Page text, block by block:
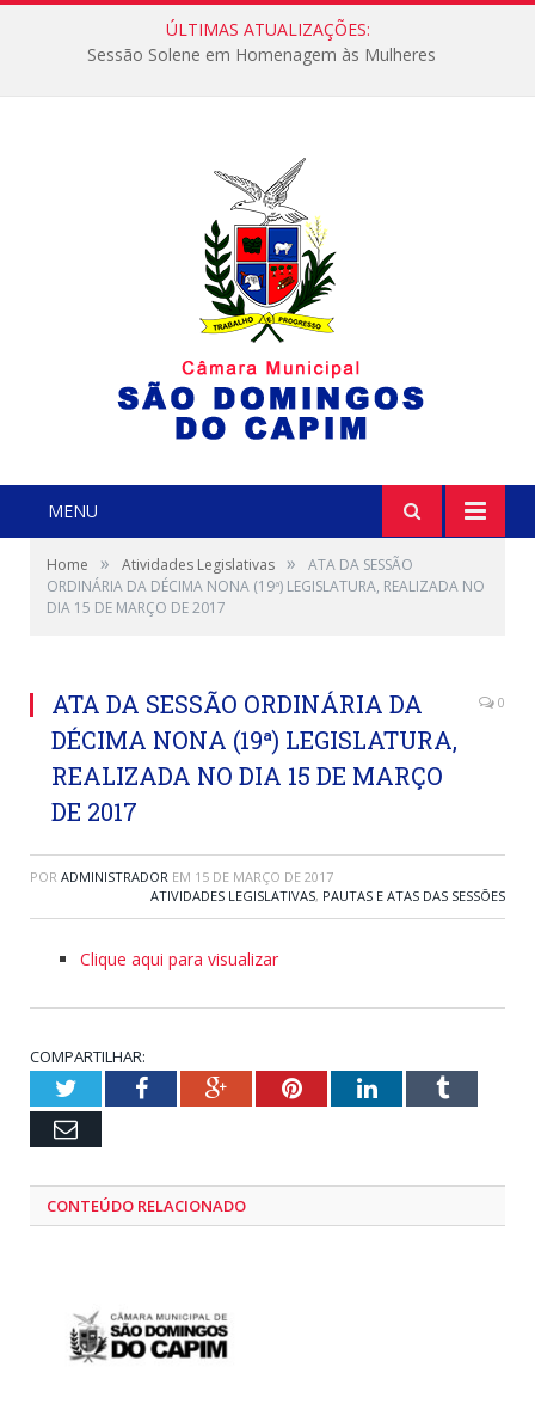
ÚLTIMAS ATUALIZAÇÕES:
Sessão Solene em Homenagem às Mulheres
MENU
Home » Atividades Legislativas »
ATA DA SESSÃO
ORDINÁRIA DA DÉCIMA NONA (19ª) LEGISLATURA, REALIZADA NO
DIA 15 DE MARÇO DE 2017
ATA DA SESSÃO ORDINÁRIA DA
DÉCIMA NONA (19ª) LEGISLATURA,
REALIZADA NO DIA 15 DE MARÇO
DE 2017
0
POR ADMINISTRADOR EM 15 DE MARÇO DE 2017
ATIVIDADES LEGISLATIVAS, PAUTAS E ATAS DAS SESSÕES
Clique aqui para visualizar
COMPARTILHAR:
TwitterFacebookGoogle+PinterestLinkedInTumblr
Email
CONTEÚDO RELACIONADO